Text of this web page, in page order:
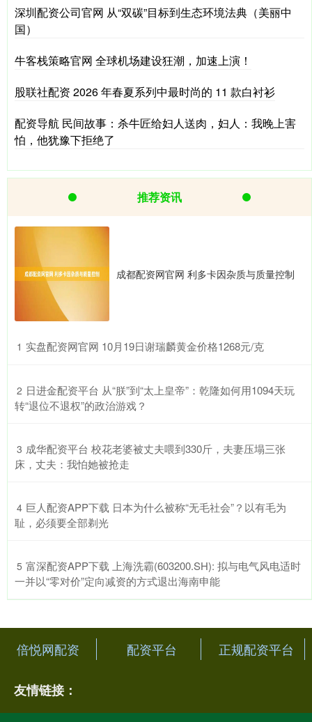
深圳配资公司官网 从“双碳”目标到生态环境法典（美丽中
国）
牛客栈策略官网 全球机场建设狂潮，加速上演！
股联社配资 2026 年春夏系列中最时尚的 11 款白衬衫
配资导航 民间故事：杀牛匠给妇人送肉，妇人：我晚上害
怕，他犹豫下拒绝了
推荐资讯
成都配资网官网 利多卡因杂质与质量控制
1 ​实盘配资网官网 10月19日谢瑞麟黄金价格1268元/克
2 ​日进金配资平台 从“朕”到“太上皇帝”：乾隆如何用1094天玩
转“退位不退权”的政治游戏？
3 ​成华配资平台 校花老婆被丈夫喂到330斤，夫妻压塌三张
床，丈夫：我怕她被抢走
4 ​巨人配资APP下载 日本为什么被称“无毛社会”？以有毛为
耻，必须要全部剃光
5 ​富深配资APP下载 上海洗霸(603200.SH): 拟与电气风电适时
一并以“零对价”定向减资的方式退出海南申能
倍悦网配资 配资平台 正规配资平台
友情链接：